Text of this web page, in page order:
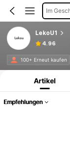
Im
LekoU1
4.96
100+ Erneut kaufen
Produktinformation:
Artikel
Empfehlungen